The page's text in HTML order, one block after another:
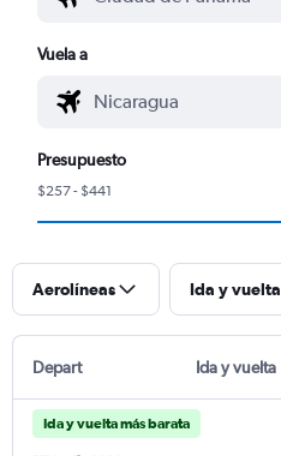
Vuela a
Presupuesto
$257 - $441
Aerolíneas Ida y vuelta
Depart Ida y vuelta
Ida y vuelta más barata